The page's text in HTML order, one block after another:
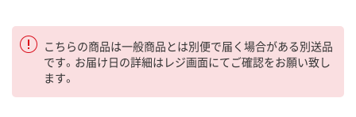
こちらの商品は一般商品とは別便で届く場合がある別送品
です。お届け日の詳細はレジ画面にてご確認をお願い致し
ます。